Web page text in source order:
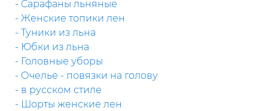
- Сарафаны льняные
- Женские топики лен
- Туники из льна
- Юбки из льна
- Головные уборы
- Очелье - повязки на голову
- в русском стиле
- Шорты женские лен